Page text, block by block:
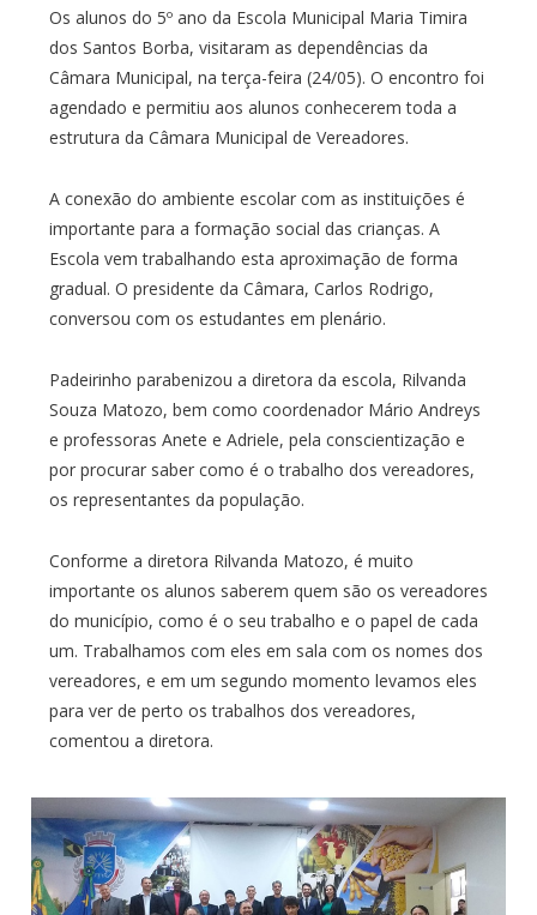
Os alunos do 5º ano da Escola Municipal Maria Timira
dos Santos Borba, visitaram as dependências da
Câmara Municipal, na terça-feira (24/05). O encontro foi
agendado e permitiu aos alunos conhecerem toda a
estrutura da Câmara Municipal de Vereadores.
A conexão do ambiente escolar com as instituições é
importante para a formação social das crianças. A
Escola vem trabalhando esta aproximação de forma
gradual. O presidente da Câmara, Carlos Rodrigo,
conversou com os estudantes em plenário.
Padeirinho parabenizou a diretora da escola, Rilvanda
Souza Matozo, bem como coordenador Mário Andreys
e professoras Anete e Adriele, pela conscientização e
por procurar saber como é o trabalho dos vereadores,
os representantes da população.
Conforme a diretora Rilvanda Matozo, é muito
importante os alunos saberem quem são os vereadores
do município, como é o seu trabalho e o papel de cada
um. Trabalhamos com eles em sala com os nomes dos
vereadores, e em um segundo momento levamos eles
para ver de perto os trabalhos dos vereadores,
comentou a diretora.